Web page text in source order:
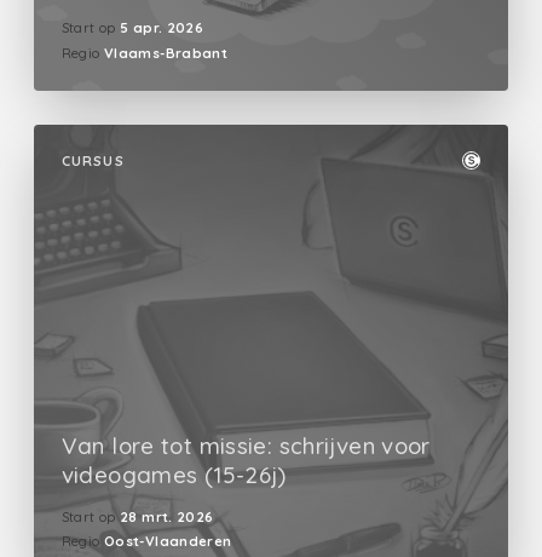
Start op 5 apr. 2026
Regio Vlaams-Brabant
CURSUS
Van lore tot missie: schrijven voor
videogames (15-26j)
Start op 28 mrt. 2026
Regio Oost-Vlaanderen